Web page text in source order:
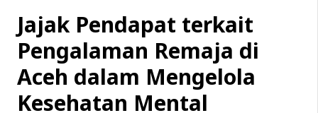
Jajak Pendapat terkait
Pengalaman Remaja di
Aceh dalam Mengelola
Kesehatan Mental